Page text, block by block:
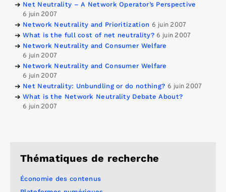
Net Neutrality – A Network Operator’s Perspective
6 juin 2007
Network Neutrality and Prioritization 6 juin 2007
What is the full cost of net neutrality? 6 juin 2007
Network Neutrality and Consumer Welfare
6 juin 2007
Network Neutrality and Consumer Welfare
6 juin 2007
Net Neutrality: Unbundling or do nothing? 6 juin 2007
What is the Network Neutrality Debate About?
6 juin 2007
Thématiques de recherche
Économie des contenus